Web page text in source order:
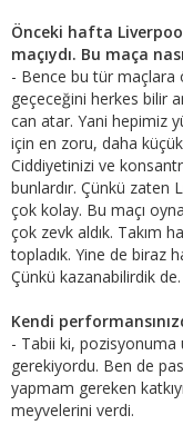
Önceki hafta
maçıydı. Bu maça
- Bence bu tür maçlara
geçeceğini herkes bilir
can atar. Yani hepimiz
için en zoru, daha
Ciddiyetinizi ve
bunlardır. Çünkü zaten
çok kolay. Bu maçı
çok zevk aldık. Takım
topladık. Yine de biraz
Çünkü kazanabilirdik de.
Kendi
- Tabii ki, pozisyonuma
gerekiyordu. Ben de
yapmam gereken
meyvelerini verdi.